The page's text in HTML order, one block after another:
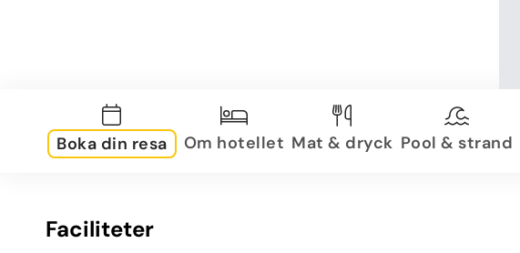
Boka din resa Om hotellet Mat & dryck Pool & strand
Faciliteter